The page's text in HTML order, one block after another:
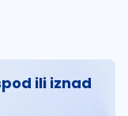
ili iznad